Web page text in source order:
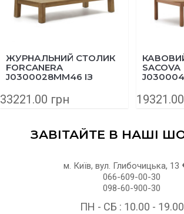
ЖУРНАЛЬНИЙ СТОЛИК
FORCANERA
J0300028MM46 ІЗ
СМ
33221.00 грн
SACOVA
140Х89
ЗАВІТАЙТЕ В НАШІ
м. Київ, вул. Глибочицька, 13
066-609-00-30
098-60-900-30
ПН - СБ : 10.00 - 19.00